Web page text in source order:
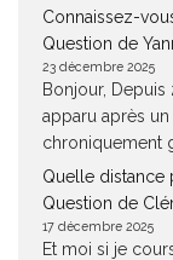
Connaissez-
Question de
23 décembre 2025
Bonjour, Depuis
apparu après
chroniquement
Quelle distance
Question de
17 décembre 2025
Et moi si je